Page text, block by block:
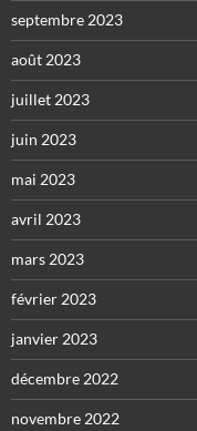
septembre 2023
août 2023
juillet 2023
juin 2023
mai 2023
avril 2023
mars 2023
février 2023
janvier 2023
décembre 2022
novembre 2022